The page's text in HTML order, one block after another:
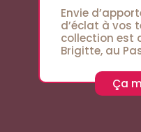
Envie
d’éclat à vos
collection est
Brigitte, au
Ça